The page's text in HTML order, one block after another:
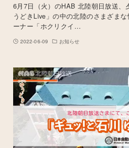
6月7日（火）のHAB 北陸朝日放送
うどきLive」の中の北陸のさまざま
ーナー「ホクリクイ…
2022-06-09 お知らせ